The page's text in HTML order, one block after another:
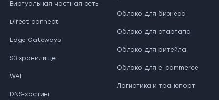
Виртуальная частная сеть
Direct connect
Edge Gateways
S3 хранилище
WAF
DNS-хостинг
Облако для бизнеса
Облако для стартапа
Облако для ритейла
Облако для e-commerce
Логистика и транспорт